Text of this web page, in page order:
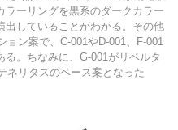
ラーリングを黒系のダークカラー
出していることがわかる。その他
ョン案で、C-001やD-001、F-001
。ちなみに、G-001がリベルタ
ネリタスのベース案となった